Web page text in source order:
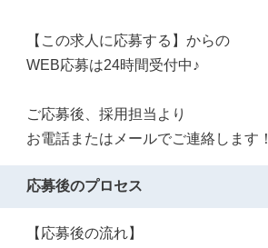
【この求人に応募する】からの
WEB応募は24時間受付中♪
ご応募後、採用担当より
お電話またはメールでご連絡します！
応募後のプロセス
【応募後の流れ】